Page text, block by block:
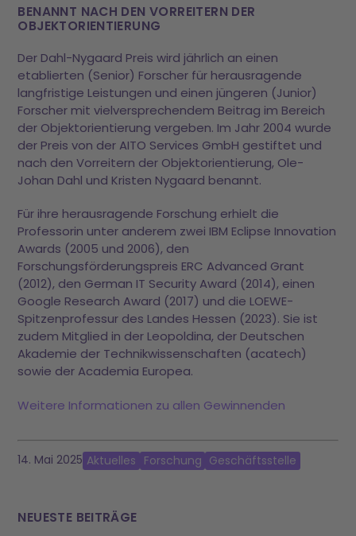
BENANNT NACH DEN VORREITERN DER
OBJEKTORIENTIERUNG
Der Dahl-Nygaard Preis wird jährlich an einen
etablierten (Senior) Forscher für herausragende
langfristige Leistungen und einen jüngeren (Junior)
Forscher mit vielversprechendem Beitrag im Bereich
der Objektorientierung vergeben. Im Jahr 2004 wurde
der Preis von der AITO Services GmbH gestiftet und
nach den Vorreitern der Objektorientierung, Ole-
Johan Dahl und Kristen Nygaard benannt.
Für ihre herausragende Forschung erhielt die
Professorin unter anderem zwei IBM Eclipse Innovation
Awards (2005 und 2006), den
Forschungsförderungspreis ERC Advanced Grant
(2012), den German IT Security Award (2014), einen
Google Research Award (2017) und die LOEWE-
Spitzenprofessur des Landes Hessen (2023). Sie ist
zudem Mitglied in der Leopoldina, der Deutschen
Akademie der Technikwissenschaften (acatech)
sowie der Academia Europea.
Weitere Informationen zu allen Gewinnenden
14. Mai 2025 Aktuelles Forschung Geschäftsstelle
NEUESTE BEITRÄGE